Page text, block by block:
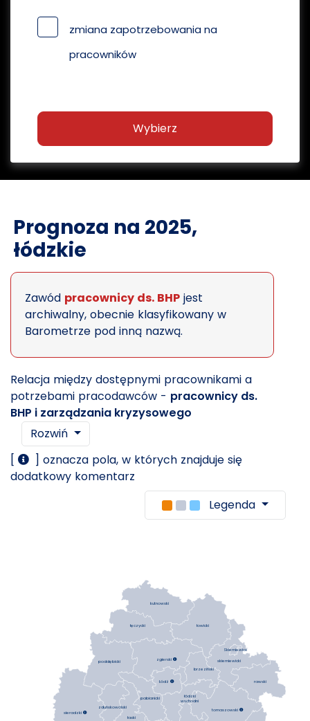
zmiana zapotrzebowania na
pracowników
Wybierz
Prognoza na 2025,
łódzkie
Zawód pracownicy ds. BHP jest
archiwalny, obecnie klasyfikowany w
Barometrze pod inną nazwą.
Relacja między dostępnymi pracownikami a
potrzebami pracodawców - pracownicy ds.
BHP i zarządzania kryzysowego
Rozwiń
[
] oznacza pola, w których znajduje się
dodatkowy komentarz
Legenda
kutnowski
łaski
łęczycki łowicki
łódzki
wschodni
pabianicki
poddębicki
rawski
sieradzki 
skierniewicki
tomaszowski
zduńskowolski
zgierski
brzeziński
Łódź 
Skierniewice